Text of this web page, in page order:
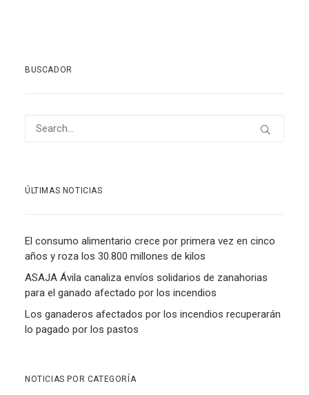
BUSCADOR
ÚLTIMAS NOTICIAS
El consumo alimentario crece por primera vez en cinco
años y roza los 30.800 millones de kilos
ASAJA Ávila canaliza envíos solidarios de zanahorias
para el ganado afectado por los incendios
Los ganaderos afectados por los incendios recuperarán
lo pagado por los pastos
NOTICIAS POR CATEGORÍA